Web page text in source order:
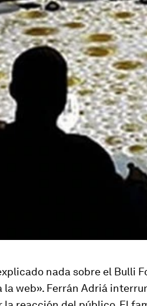
nada sobre el Bulli
la web». Ferrán Adriá